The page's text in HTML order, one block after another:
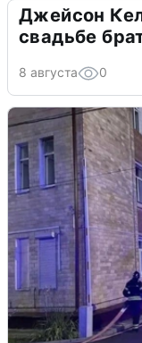
Джейсон
свадьбе
8 августа 0